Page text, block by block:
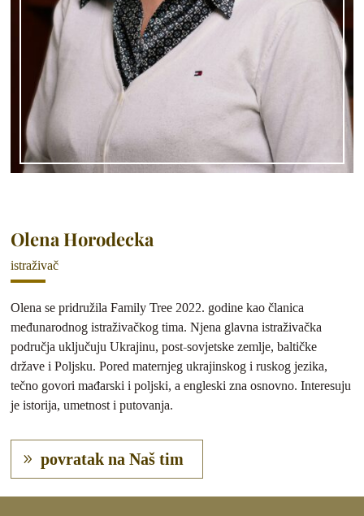
Olena Horodecka
istraživač
Olena se pridružila Family Tree 2022. godine kao članica
međunarodnog istraživačkog tima. Njena glavna istraživačka
područja uključuju Ukrajinu, post-sovjetske zemlje, baltičke
države i Poljsku. Pored maternjeg ukrajinskog i ruskog jezika,
tečno govori mađarski i poljski, a engleski zna osnovno. Interesuju
je istorija, umetnost i putovanja.
povratak na Naš tim